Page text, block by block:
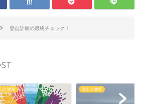
登山計画の最終チェック！
山と健康 登山と健康